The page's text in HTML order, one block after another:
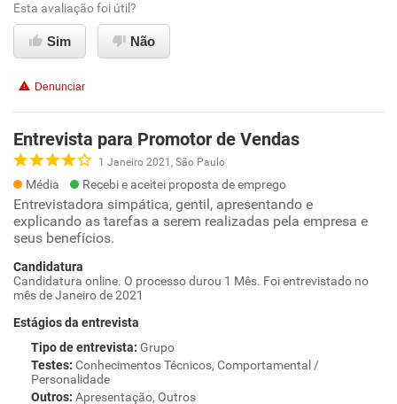
Esta avaliação foi útil?
Sim Não
Denunciar
Entrevista para Promotor de Vendas
1 Janeiro 2021, São Paulo
Média Recebi e aceitei proposta de emprego
Entrevistadora simpática, gentil, apresentando e
explicando as tarefas a serem realizadas pela empresa e
seus benefícios.
Candidatura
Candidatura online. O processo durou 1 Mês. Foi entrevistado no
mês de Janeiro de 2021
Estágios da entrevista
Tipo de entrevista: Grupo
Testes: Conhecimentos Técnicos, Comportamental /
Personalidade
Outros: Apresentação, Outros